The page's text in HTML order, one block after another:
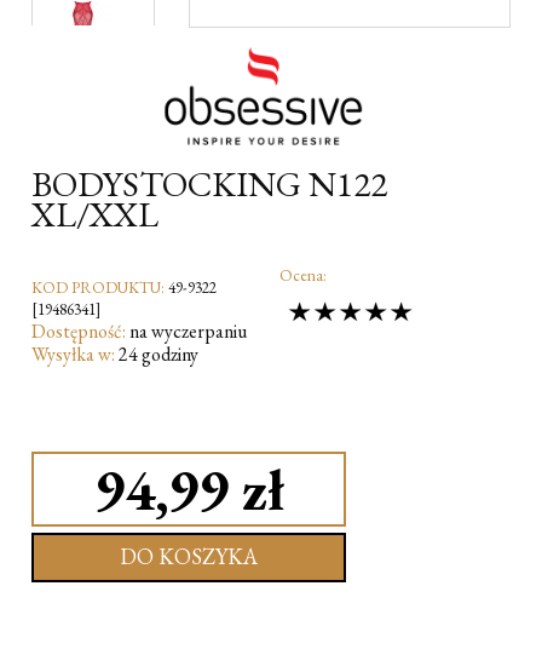
BODYSTOCKING N122
XL/XXL
KOD PRODUKTU: 49-9322
[19486341]
Dostępność: na wyczerpaniu
Wysyłka w:24 godziny
Ocena:
94,99 zł
DO KOSZYKA